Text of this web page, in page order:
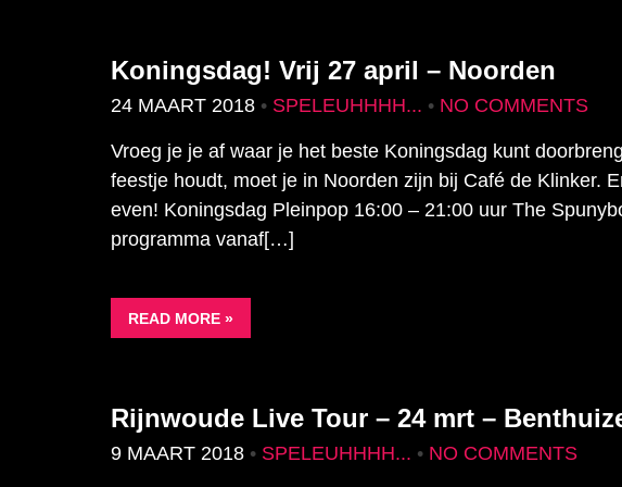
Koningsdag! Vrij 27 april – Noorden
24 MAART 2018 • SPELEUHHHH... • NO COMMENTS
Vroeg je je af waar je het beste Koningsdag kunt
feestje houdt, moet je in Noorden zijn bij Café de Klinker.
even! Koningsdag Pleinpop 16:00 – 21:00 uur The
programma vanaf[…]
READ MORE »
Rijnwoude Live Tour – 24 mrt –
9 MAART 2018 • SPELEUHHHH... • NO COMMENTS